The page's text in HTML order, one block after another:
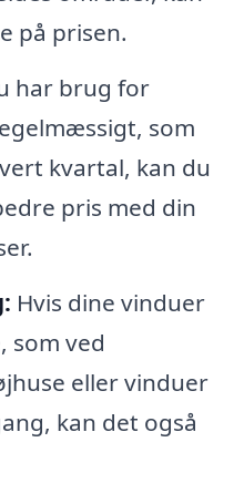
på prisen.
har brug for
som
kvartal, kan du
pris med din
Hvis dine vinduer
ved
eller vinduer
kan det også